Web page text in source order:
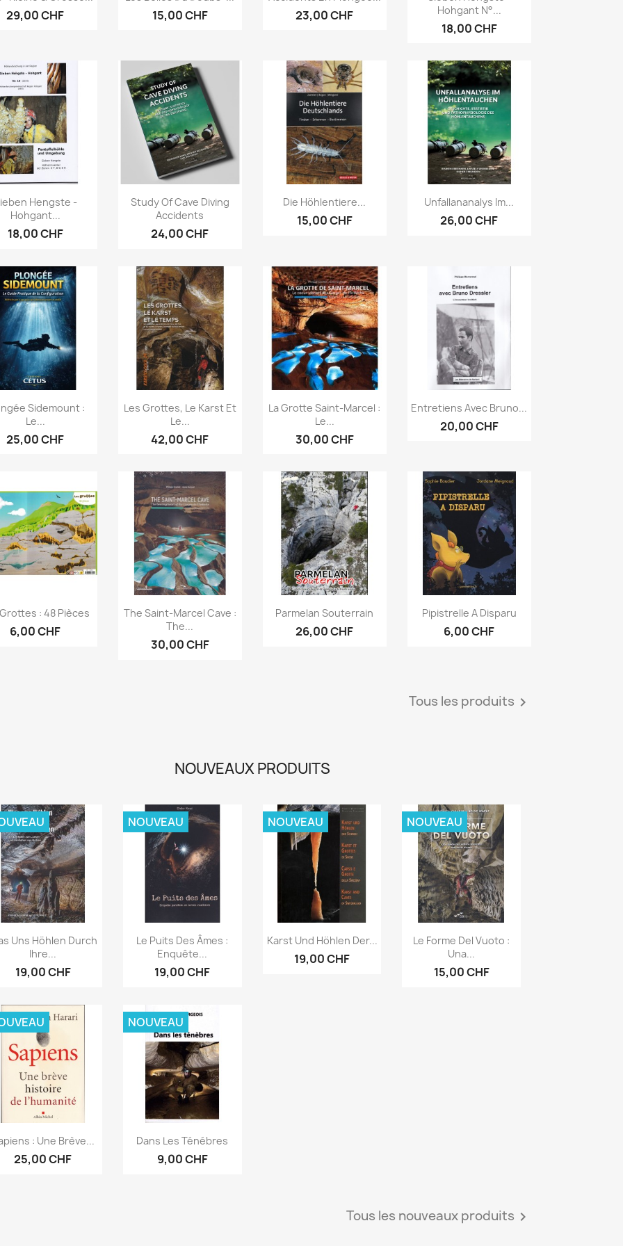
29,00 CHF 15,00 CHF 23,00 CHF
Hohgant N°...
18,00 CHF
Aperçu rapide
Hengste -
Hohgant...
18,00 CHF
Aperçu rapide
Study Of Cave Diving
Accidents
24,00 CHF
Aperçu rapide
Die Höhlentiere...
15,00 CHF
Aperçu rapide
Unfallananalys Im...
26,00 CHF
Aperçu rapide
Sidemount :
Le...
25,00 CHF
Aperçu rapide
Les Grottes, Le Karst Et
Le...
42,00 CHF
Aperçu rapide
La Grotte Saint-Marcel :
Le...
30,00 CHF
Aperçu rapide
Entretiens Avec Bruno...
20,00 CHF
Aperçu rapide
: 48 Pièces
6,00 CHF
Aperçu rapide
The Saint-Marcel Cave :
The...
30,00 CHF
Aperçu rapide
Parmelan Souterrain
26,00 CHF
Aperçu rapide
Pipistrelle A Disparu
6,00 CHF
Tous les produits 
NOUVEAUX PRODUITS
Aperçu rapide
Uns Höhlen Durch
Ihre...
19,00 CHF
Aperçu rapide
Le Puits Des Âmes :
Enquête...
19,00 CHF
NOUVEAU
Aperçu rapide
Karst Und Höhlen Der...
19,00 CHF
NOUVEAU
Aperçu rapide
Le Forme Del Vuoto :
Una...
15,00 CHF
NOUVEAU
Aperçu rapide
: Une Brève...
25,00 CHF
Aperçu rapide
Dans Les Ténébres
9,00 CHF
NOUVEAU
Tous les nouveaux produits 